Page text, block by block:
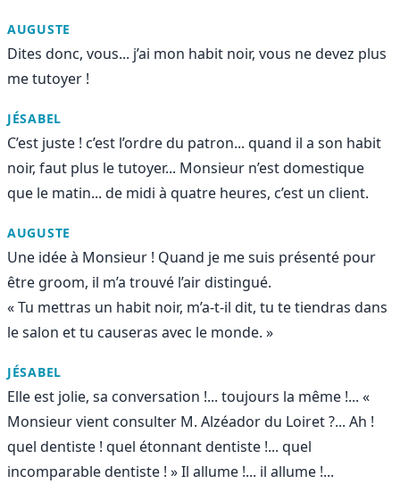
AUGUSTE
Dites donc, vous... j’ai mon habit noir, vous ne devez plus
me tutoyer !
JÉSABEL
C’est juste ! c’est l’ordre du patron... quand il a son habit
noir, faut plus le tutoyer... Monsieur n’est domestique
que le matin... de midi à quatre heures, c’est un client.
AUGUSTE
Une idée à Monsieur ! Quand je me suis présenté pour
être groom, il m’a trouvé l’air distingué.
« Tu mettras un habit noir, m’a-t-il dit, tu te tiendras dans
le salon et tu causeras avec le monde. »
JÉSABEL
Elle est jolie, sa conversation !... toujours la même !... «
Monsieur vient consulter M. Alzéador du Loiret ?... Ah !
quel dentiste ! quel étonnant dentiste !... quel
incomparable dentiste ! » Il allume !... il allume !...